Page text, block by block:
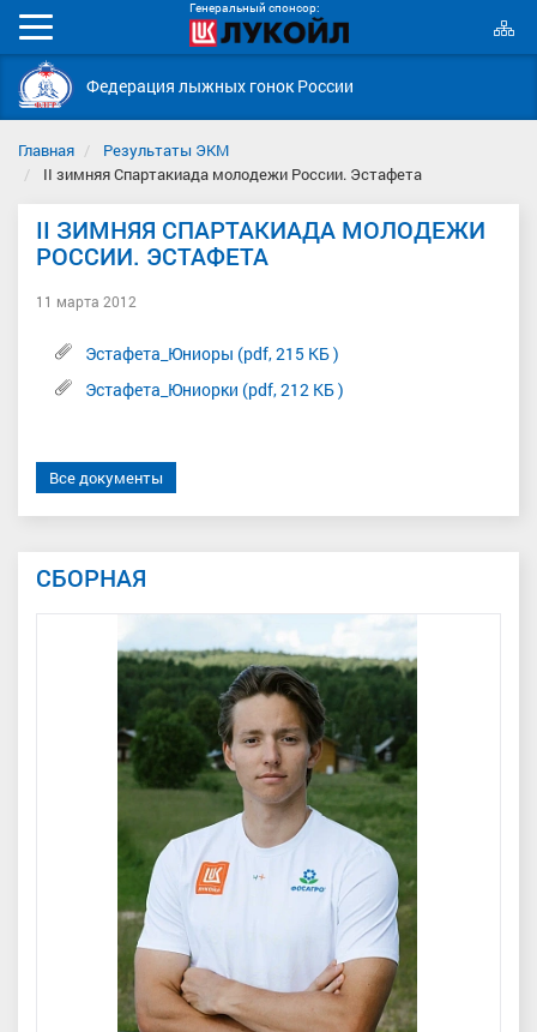
Генеральный спонсор:
Мобильное
меню
Федерация лыжных гонок России
Главная
Результаты ЭКМ
II зимняя Спартакиада молодежи России. Эстафета
II ЗИМНЯЯ СПАРТАКИАДА МОЛОДЕЖИ
РОССИИ. ЭСТАФЕТА
11 марта 2012
Эстафета_Юниоры (pdf, 215 КБ )
Эстафета_Юниорки (pdf, 212 КБ )
Все документы
СБОРНАЯ